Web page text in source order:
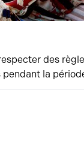
des
la